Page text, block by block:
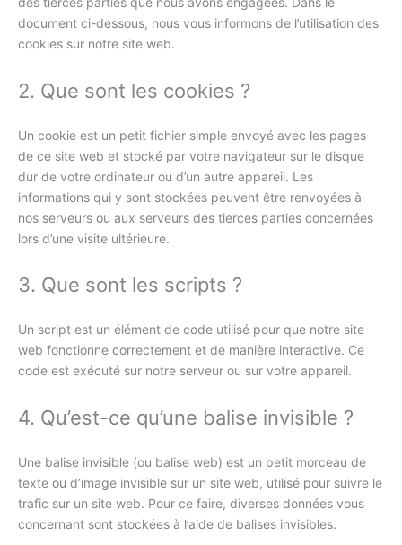
document ci-dessous, nous vous informons de l’utilisation des
cookies sur notre site web.
2. Que sont les cookies ?
Un cookie est un petit fichier simple envoyé avec les pages
de ce site web et stocké par votre navigateur sur le disque
dur de votre ordinateur ou d’un autre appareil. Les
informations qui y sont stockées peuvent être renvoyées à
nos serveurs ou aux serveurs des tierces parties concernées
lors d’une visite ultérieure.
3. Que sont les scripts ?
Un script est un élément de code utilisé pour que notre site
web fonctionne correctement et de manière interactive. Ce
code est exécuté sur notre serveur ou sur votre appareil.
4. Qu’est-ce qu’une balise invisible ?
Une balise invisible (ou balise web) est un petit morceau de
texte ou d’image invisible sur un site web, utilisé pour suivre le
trafic sur un site web. Pour ce faire, diverses données vous
concernant sont stockées à l’aide de balises invisibles.